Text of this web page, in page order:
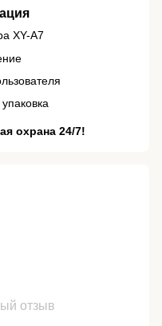
XY-A7
охрана 24/7!
отзыв